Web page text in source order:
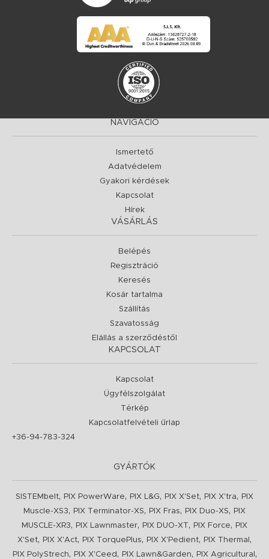
NAVIGÁCIÓ
Ismertető
Adatvédelem
Gyakori kérdések
Kapcsolat
Hírek
VÁSÁRLÁS
Belépés
Regisztráció
Keresés
Kosár tartalma
Szállítás
Szavatosság
Elállás a szerződéstől
KAPCSOLAT
Kapcsolat
Ügyfélszolgálat
Térkép
Kapcsolatfelvételi űrlap
+36-94-783-324
GYÁRTÓK
SISTEMbelt, PIX PowerWare, PIX L&G, PIX X'Set, PIX X'tra,
PIX
Muscle-XS3, PIX Terminator-XS, PIX Fras, PIX Duo-XS,
PIX
MUSCLE-XR3, PIX Lawnmaster, PIX DUO-XT , PIX Force,
PIX
X'Set, PIX X'Act, PIX TorquePlus, PIX X'Pedient, PIX Thermal ,
PIX PolyStrech, PIX X'Ceed , PIX Lawn&Garden, PIX Agricultural ,